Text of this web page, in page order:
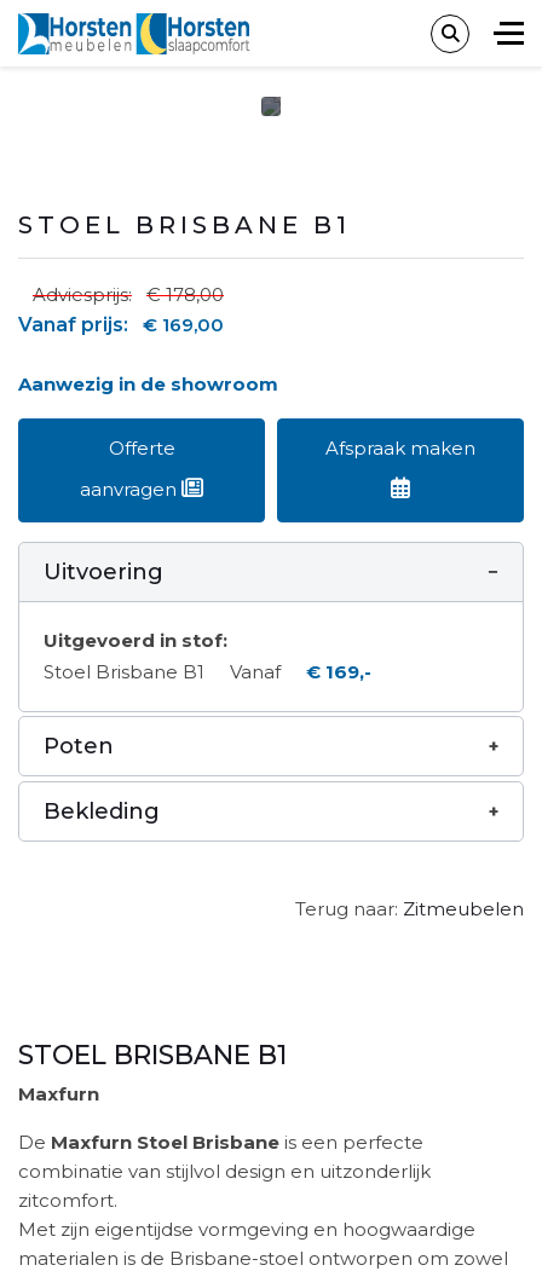
STOEL BRISBANE B1
Adviesprijs:
€ 178,00
Vanaf prijs:
€ 169,00
Aanwezig in de showroom
Offerte
aanvragen
Afspraak maken
Uitvoering
Uitgevoerd in stof:
Stoel Brisbane B1
Vanaf € 169,-
Poten
Bekleding
Terug naar: Zitmeubelen
STOEL BRISBANE B1
Maxfurn
De Maxfurn Stoel Brisbane is een perfecte
combinatie van stijlvol design en uitzonderlijk
zitcomfort.
Met zijn eigentijdse vormgeving en hoogwaardige
materialen is de Brisbane-stoel ontworpen om zowel